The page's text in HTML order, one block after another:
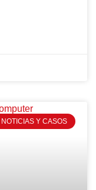
NOTICIAS Y CASOS